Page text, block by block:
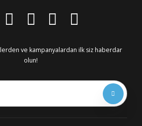
ve kampanyalardan ilk siz haberdar
olun!